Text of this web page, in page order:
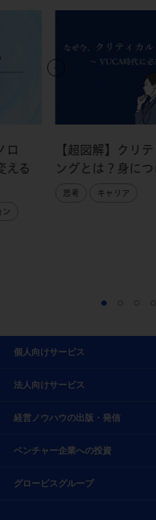
ロ
える
ン
【超図解】クリ
ングとは？身に
思考 キャリア
個人向けサービス
法人向けサービス
経営ノウハウの出版・発信
ベンチャー企業への投資
グロービスグループ